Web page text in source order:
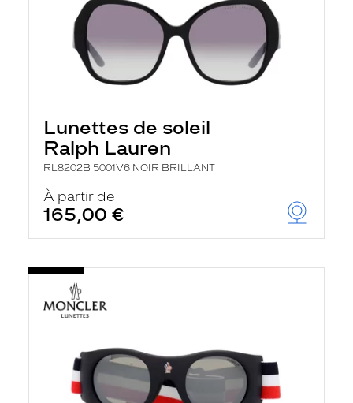
Lunettes de soleil
Ralph Lauren
RL8202B 5001V6 NOIR BRILLANT
À partir de
165,00 €